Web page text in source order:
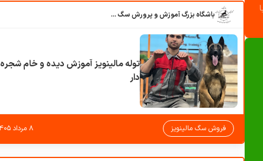
باشگاه بزرگ آموزش و پرورش سگ کوهرج کنل
توله مالینویز آموزش دیده و خام شجره
دار
فروش سگ مالینویز ۸ مرداد ۱۴۰۵